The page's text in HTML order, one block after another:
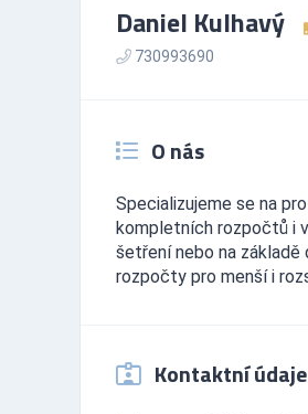
Daniel Kulhavý
730993690
O nás
Specializujeme se na
kompletních rozpočtů i
šetření nebo na
rozpočty pro menší i
Kontaktní údaje